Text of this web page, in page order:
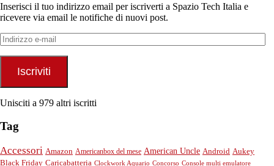
Inserisci il tuo indirizzo email per iscriverti a Spazio Tech Italia e
ricevere via email le notifiche di nuovi post.
Indirizzo
e-
mail
Iscriviti
Unisciti a 979 altri iscritti
Tag
Accessori Amazon Americanbox del mese American Uncle Android Aukey
Black Friday Caricabatteria Clockwork Aquario Concorso Console multi emulatore